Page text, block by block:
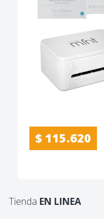
$ 115.620
Tienda EN LINEA